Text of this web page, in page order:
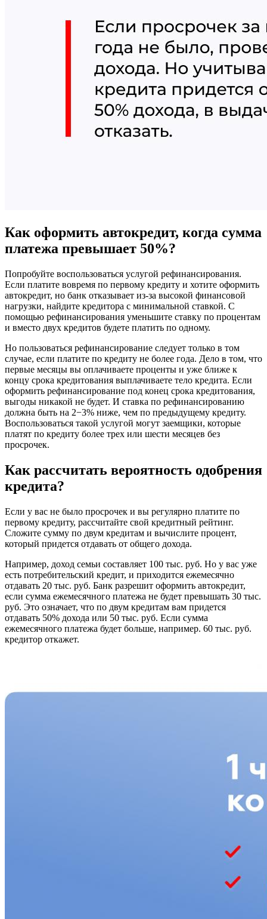
Как оформить автокредит, когда сумма
платежа превышает 50%?
Попробуйте воспользоваться услугой рефинансирования.
Если платите вовремя по первому кредиту и хотите оформить
автокредит, но банк отказывает из-за высокой финансовой
нагрузки, найдите кредитора с минимальной ставкой. С
помощью рефинансирования уменьшите ставку по процентам
и вместо двух кредитов будете платить по одному.
Но пользоваться рефинансирование следует только в том
случае, если платите по кредиту не более года. Дело в том, что
первые месяцы вы оплачиваете проценты и уже ближе к
концу срока кредитования выплачиваете тело кредита. Если
оформить рефинансирование под конец срока кредитования,
выгоды никакой не будет. И ставка по рефинансированию
должна быть на 2−3% ниже, чем по предыдущему кредиту.
Воспользоваться такой услугой могут заемщики, которые
платят по кредиту более трех или шести месяцев без
просрочек.
Как рассчитать вероятность одобрения
кредита?
Если у вас не было просрочек и вы регулярно платите по
первому кредиту, рассчитайте свой кредитный рейтинг.
Сложите сумму по двум кредитам и вычислите процент,
который придется отдавать от общего дохода.
Например, доход семьи составляет 100 тыс. руб. Но у вас уже
есть потребительский кредит, и приходится ежемесячно
отдавать 20 тыс. руб. Банк разрешит оформить автокредит,
если сумма ежемесячного платежа не будет превышать 30 тыс.
руб. Это означает, что по двум кредитам вам придется
отдавать 50% дохода или 50 тыс. руб. Если сумма
ежемесячного платежа будет больше, например. 60 тыс. руб.
кредитор откажет.